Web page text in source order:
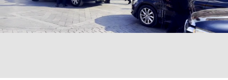
Denizli
Diyarbakır